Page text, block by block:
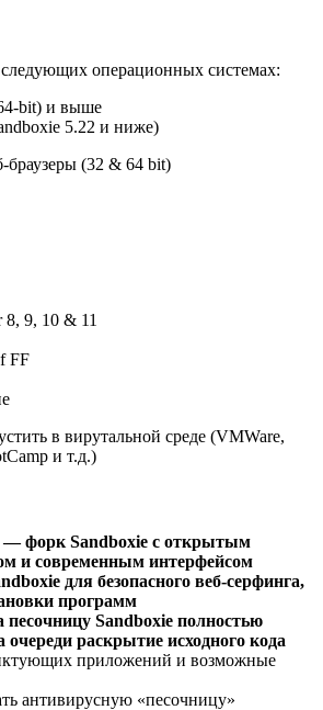
следующих операционных системах:
bit) и выше
5.22 и ниже)
(32 & 64 bit)
8, 9, 10 & 11
FF
в вирутальной среде (VMWare,
и т.д.)
— форк Sandboxie с открытым
и современным интерфейсом
для безопасного веб-серфинга,
программ
песочницу Sandboxie полностью
очереди раскрытие исходного кода
приложений и возможные
антивирусную «песочницу»